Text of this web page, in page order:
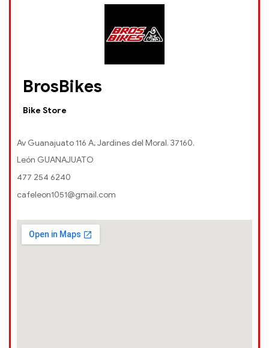
BrosBikes
Bike Store
Av Guanajuato 116 A, Jardines del Moral. 37160.
León GUANAJUATO
477 254 6240
cafeleon1051@gmail.com